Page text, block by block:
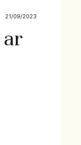
21/09/2023